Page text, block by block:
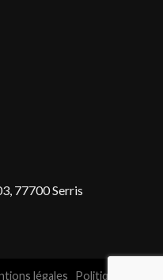
77700 Serris
légales Politiques de